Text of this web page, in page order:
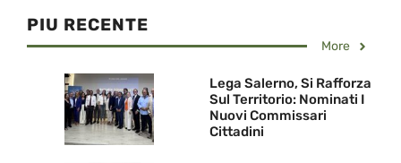
PIU RECENTE
More
Lega Salerno, Si Rafforza
Sul Territorio: Nominati I
Nuovi Commissari
Cittadini